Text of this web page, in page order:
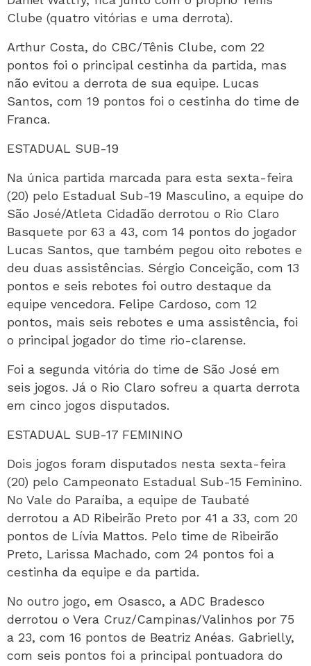
Clube (quatro vitórias e uma derrota).
Arthur Costa, do CBC/Tênis Clube, com 22
pontos foi o principal cestinha da partida, mas
não evitou a derrota de sua equipe. Lucas
Santos, com 19 pontos foi o cestinha do time de
Franca.
ESTADUAL SUB-19
Na única partida marcada para esta sexta-feira
(20) pelo Estadual Sub-19 Masculino, a equipe do
São José/Atleta Cidadão derrotou o Rio Claro
Basquete por 63 a 43, com 14 pontos do jogador
Lucas Santos, que também pegou oito rebotes e
deu duas assistências. Sérgio Conceição, com 13
pontos e seis rebotes foi outro destaque da
equipe vencedora. Felipe Cardoso, com 12
pontos, mais seis rebotes e uma assistência, foi
o principal jogador do time rio-clarense.
Foi a segunda vitória do time de São José em
seis jogos. Já o Rio Claro sofreu a quarta derrota
em cinco jogos disputados.
ESTADUAL SUB-17 FEMININO
Dois jogos foram disputados nesta sexta-feira
(20) pelo Campeonato Estadual Sub-15 Feminino.
No Vale do Paraíba, a equipe de Taubaté
derrotou a AD Ribeirão Preto por 41 a 33, com 20
pontos de Lívia Mattos. Pelo time de Ribeirão
Preto, Larissa Machado, com 24 pontos foi a
cestinha da equipe e da partida.
No outro jogo, em Osasco, a ADC Bradesco
derrotou o Vera Cruz/Campinas/Valinhos por 75
a 23, com 16 pontos de Beatriz Anéas. Gabrielly,
com seis pontos foi a principal pontuadora do